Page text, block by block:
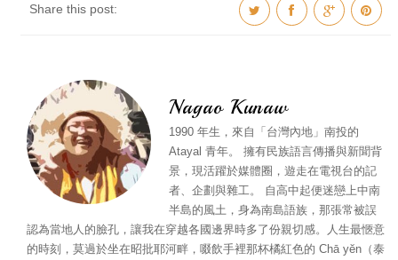
Share this post:
Nagao Kunaw
1990 年生，來自「台灣內地」南投的
Atayal 青年。 擁有民族語言傳播與新聞背
景，現活躍於媒體圈，遊走在電視台的記
者、企劃與雜工。 自高中起便迷戀上中南
半島的風土，身為南島語族，那張常被誤
認為當地人的臉孔，讓我在穿越各國邊界時多了份親切感。人生最愜意
的時刻，莫過於坐在昭批耶河畔，啜飲手裡那杯橘紅色的 Chā yĕn（泰